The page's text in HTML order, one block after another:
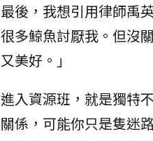
最後，我想引用律師禹
很多鯨魚討厭我。但沒
又美好。」
進入資源班，就是獨特
關係，可能你只是隻迷